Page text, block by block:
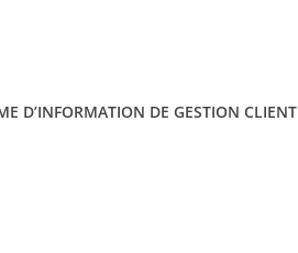
D’INFORMATION DE GESTION CLIENT